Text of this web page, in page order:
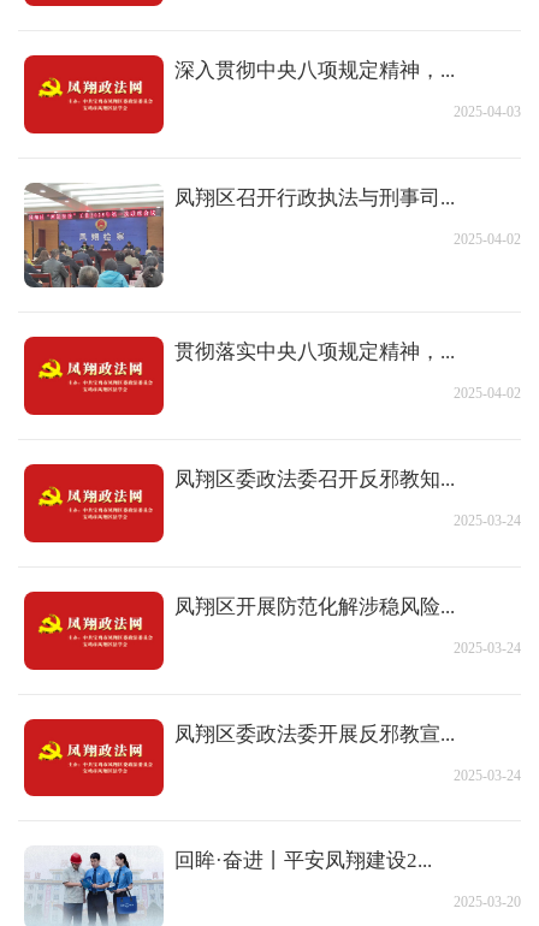
深入贯彻中央八项规定精神，...
2025-04-03
凤翔区召开行政执法与刑事司...
2025-04-02
贯彻落实中央八项规定精神，...
2025-04-02
凤翔区委政法委召开反邪教知...
2025-03-24
凤翔区开展防范化解涉稳风险...
2025-03-24
凤翔区委政法委开展反邪教宣...
2025-03-24
回眸·奋进丨平安凤翔建设2...
2025-03-20